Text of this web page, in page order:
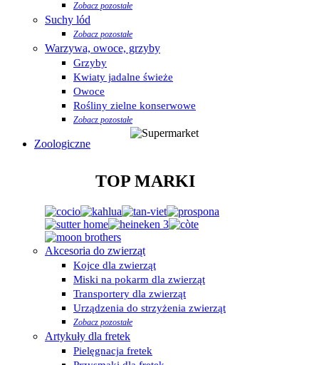
Zobacz pozostałe
Suchy lód
Zobacz pozostałe
Warzywa, owoce, grzyby
Grzyby
Kwiaty jadalne świeże
Owoce
Rośliny zielne konserwowe
Zobacz pozostałe
Zoologiczne
TOP MARKI
Akcesoria do zwierząt
Kojce dla zwierząt
Miski na pokarm dla zwierząt
Transportery dla zwierząt
Urządzenia do strzyżenia zwierząt
Zobacz pozostałe
Artykuły dla fretek
Pielęgnacja fretek